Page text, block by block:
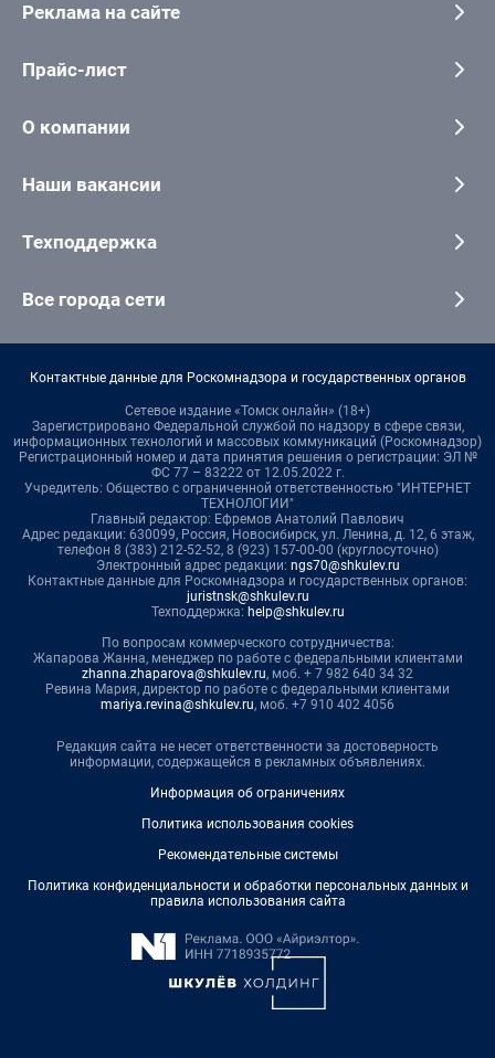
Реклама на сайте
Прайс-лист
О компании
Наши вакансии
Техподдержка
Все города сети
Контактные данные для Роскомнадзора и государственных органов
Сетевое издание «Томск онлайн» (18+)
Зарегистрировано Федеральной службой по надзору в сфере связи,
информационных технологий и массовых коммуникаций (Роскомнадзор)
Регистрационный номер и дата принятия решения о регистрации: ЭЛ №
ФС 77 – 83222 от 12.05.2022 г.
Учредитель: Общество с ограниченной ответственностью "ИНТЕРНЕТ
ТЕХНОЛОГИИ"
Главный редактор: Ефремов Анатолий Павлович
Адрес редакции: 630099, Россия, Новосибирск, ул. Ленина, д. 12, 6 этаж,
телефон 8 (383) 212-52-52, 8 (923) 157-00-00 (круглосуточно)
Электронный адрес редакции: ngs70@shkulev.ru
Контактные данные для Роскомнадзора и государственных органов:
juristnsk@shkulev.ru
Техподдержка: help@shkulev.ru
По вопросам коммерческого сотрудничества:
Жапарова Жанна, менеджер по работе с федеральными клиентами
zhanna.zhaparova@shkulev.ru, моб. + 7 982 640 34 32
Ревина Мария, директор по работе с федеральными клиентами
mariya.revina@shkulev.ru, моб. +7 910 402 4056
Редакция сайта не несет ответственности за достоверность
информации, содержащейся в рекламных объявлениях.
Информация об ограничениях
Политика использования cookies
Рекомендательные системы
Политика конфиденциальности и обработки персональных данных и
правила использования сайта